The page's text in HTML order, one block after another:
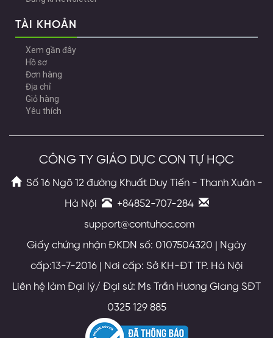
TÀI KHOẢN
Xem gần đây
Hồ sơ
Đơn hàng
Địa chỉ
Giỏ hàng
Yêu thích
CÔNG TY GIÁO DỤC CON TỰ HỌC
Số 16 Ngõ 12 đường Khuất Duy Tiến - Thanh Xuân -
Hà Nội
+84852-707-284
support@contuhoc.com
Giấy chứng nhận ĐKDN số: 0107504320 | Ngày
cấp:13-7-2016 | Nơi cấp: Sở KH-ĐT TP. Hà Nội
Liên hệ làm Đại lý/ Đại sứ: Ms Trần Hương Giang SĐT
0325 129 885